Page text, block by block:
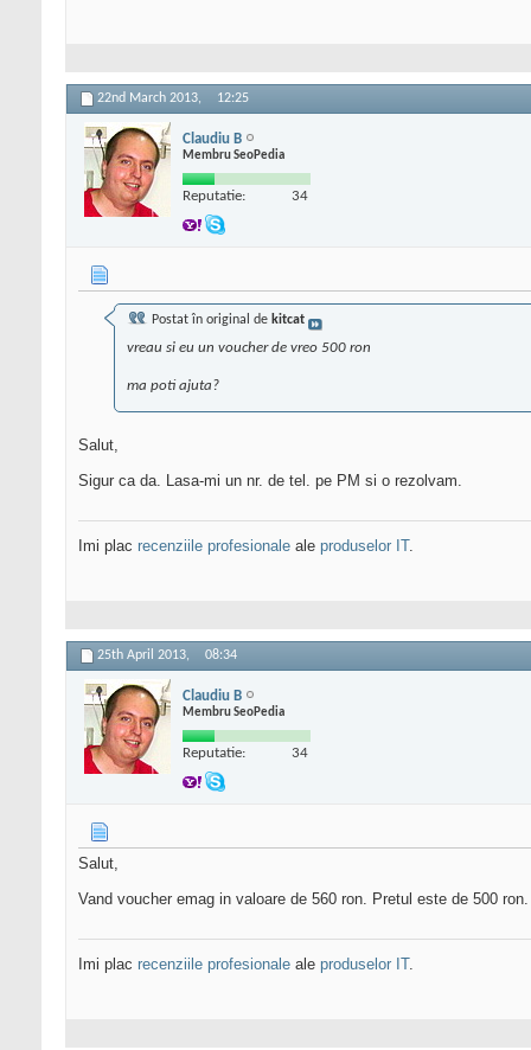
22nd March 2013, 12:25
Claudiu B
Membru SeoPedia
Reputatie: 34
Postat în original de kitcat
vreau si eu un voucher de vreo 500 ron
ma poti ajuta?
Salut,
Sigur ca da. Lasa-mi un nr. de tel. pe PM si o rezolvam.
Imi plac recenziile profesionale ale produselor IT.
25th April 2013, 08:34
Claudiu B
Membru SeoPedia
Reputatie: 34
Salut,
Vand voucher emag in valoare de 560 ron. Pretul este de 500 ron.
Imi plac recenziile profesionale ale produselor IT.